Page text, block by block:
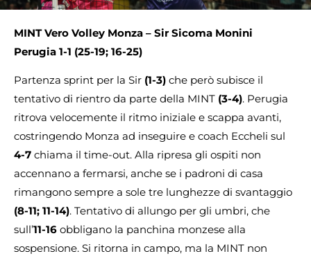
MINT Vero Volley Monza – Sir Sicoma Monini
Perugia 1-1 (25-19; 16-25)
Partenza sprint per la Sir (1-3) che però subisce il
tentativo di rientro da parte della MINT (3-4). Perugia
ritrova velocemente il ritmo iniziale e scappa avanti,
costringendo Monza ad inseguire e coach Eccheli sul
4-7 chiama il time-out. Alla ripresa gli ospiti non
accennano a fermarsi, anche se i padroni di casa
rimangono sempre a sole tre lunghezze di svantaggio
(8-11; 11-14). Tentativo di allungo per gli umbri, che
sull’11-16 obbligano la panchina monzese alla
sospensione. Si ritorna in campo, ma la MINT non